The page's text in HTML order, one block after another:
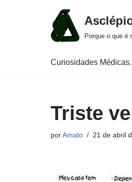
Porque o que é
Curiosidades
Triste
porAmato 21 de abril